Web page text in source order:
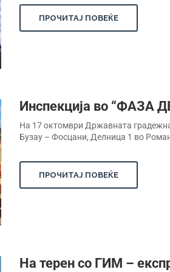
ПРОЧИТАЈ ПОВЕЌЕ
Инспекција во “ФАЗА
На 17 октомври Државната
Бузау – Фосцани, Делница 1 во
ПРОЧИТАЈ ПОВЕЌЕ
На терен со ГИМ –